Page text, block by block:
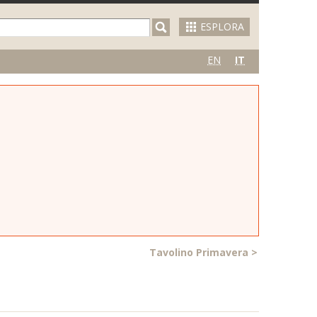
ESPLORA
EN IT
Tavolino Primavera >